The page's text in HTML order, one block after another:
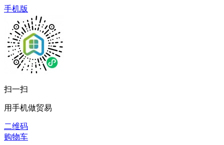
手机版
扫一扫
用手机做贸易
二维码
购物车